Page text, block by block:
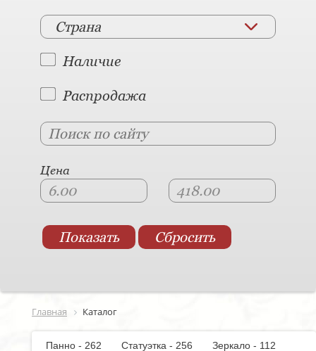
Страна
Наличие
Распродажа
Цена
Главная Каталог
Панно - 262 Статуэтка - 256
Зеркало - 112